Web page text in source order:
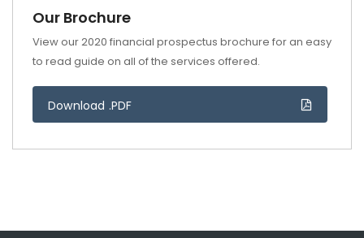
Our Brochure
View our 2020 financial prospectus brochure for an easy
to read guide on all of the services offered.
Download .PDF